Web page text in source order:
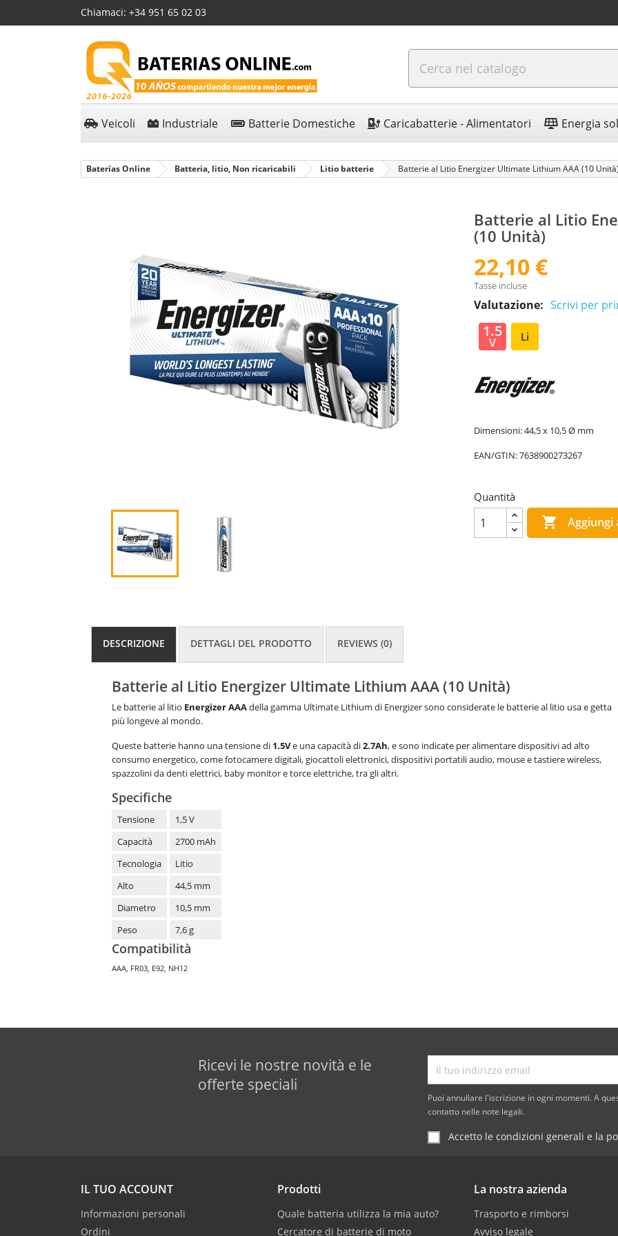
Chiamaci: +34 951 65 02 03
Veicoli Industriale Batterie Domestiche Caricabatterie - Alimentatori Energia
Baterías Online Batteria, litio, Non ricaricabili Litio batterie Batterie al Litio Energizer Ultimate Lithium AAA (10 Unità)
Batterie al Litio
(10 Unità)
22,10 €
Tasse incluse
Valutazione: Scrivi per
1.5
V Li
Dimensioni: 44,5 x 10,5 Ø mm
EAN/GTIN:7638900273267
Quantità
 Aggiungi
DESCRIZIONE DETTAGLI DEL PRODOTTO REVIEWS (0)
Batterie al Litio Energizer Ultimate Lithium AAA (10 Unità)
Le batterie al litio Energizer AAAdella gamma Ultimate Lithium di Energizer sono considerate le batterie al litio usa e getta
più longeve al mondo.
Queste batterie hanno una tensione di 1.5Ve una capacità di2.7Ah, e sono indicate per alimentare dispositivi ad alto
consumo energetico, come fotocamere digitali, giocattoli elettronici, dispositivi portatili audio, mouse e tastiere wireless,
spazzolini da denti elettrici, baby monitor e torce elettriche, tra gli altri.
Specifiche
Tensione
1,5 V
Capacità
2700 mAh
Tecnologia
Litio
Alto
44,5 mm
Diametro
10,5 mm
Peso
7,6 g
Compatibilità
AAA, FR03, E92, NH12
Ricevi le nostre novità e le
offerte speciali
Puoi annullare l'iscrizione in ogni momenti. A
contatto nelle note legali.
Accetto le condizioni generali e la
IL TUO ACCOUNT
Informazioni personali
Ordini
Prodotti
Quale batteria utilizza la mia auto?
Cercatore di batterie di moto
La nostra azienda
Trasporto e rimborsi
Avviso legale